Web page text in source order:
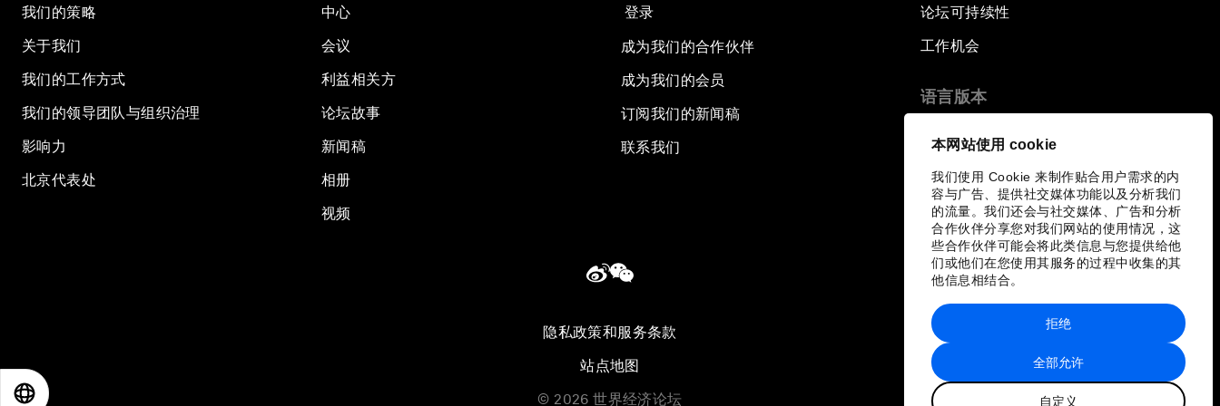
本网站使用 cookie
我们使用 Cookie 来制作贴合用户需求的内
容与广告、提供社交媒体功能以及分析我们
的流量。我们还会与社交媒体、广告和分析
合作伙伴分享您对我们网站的使用情况，这
些合作伙伴可能会将此类信息与您提供给他
们或他们在您使用其服务的过程中收集的其
他信息相结合。
全部允许
自定义
拒绝
我们的策略
关于我们
我们的工作方式
我们的领导团队与组织治理
影响力
北京代表处
中心
会议
利益相关方
论坛故事
新闻稿
相册
视频
登录
成为我们的合作伙伴
成为我们的会员
订阅我们的新闻稿
联系我们
论坛可持续性
工作机会
语言版本
隐私政策和服务条款
站点地图
© 2026 世界经济论坛